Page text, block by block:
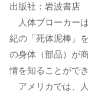
出版社：岩波書店
人体ブローカー
紀の「死体泥棒」
の身体（部品）が
情を知ることができ
アメリカでは、